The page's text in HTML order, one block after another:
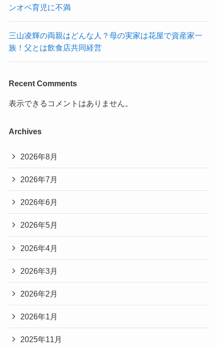
ンオペ育児に不満
三山凌輝の両親はどんな人？母の実家は花屋で資産家一
族！父とは飲食店共同経営
Recent Comments
表示できるコメントはありません。
Archives
2026年8月
2026年7月
2026年6月
2026年5月
2026年4月
2026年3月
2026年2月
2026年1月
2025年11月